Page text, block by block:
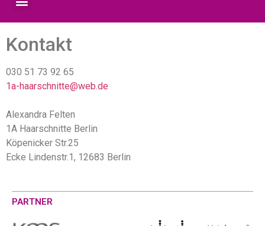
Kontakt
030 51 73 92 65
1a-haarschnitte@web.de
Alexandra Felten
1A Haarschnitte Berlin
Köpenicker Str.25
Ecke Lindenstr.1, 12683 Berlin
PARTNER